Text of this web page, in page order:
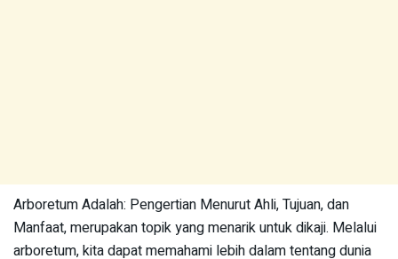
Arboretum Adalah: Pengertian Menurut Ahli, Tujuan, dan
Manfaat, merupakan topik yang menarik untuk dikaji. Melalui
arboretum, kita dapat memahami lebih dalam tentang dunia